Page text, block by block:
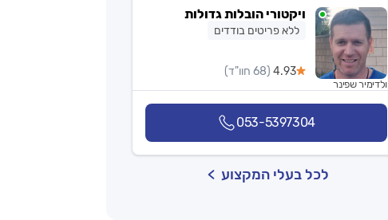
ויקטורי הובלות גדולות
ללא פריטים בודדים
4.93 (68 חוו"ד)
ולדימיר שפינר
053-5397304
לכל בעלי המקצוע